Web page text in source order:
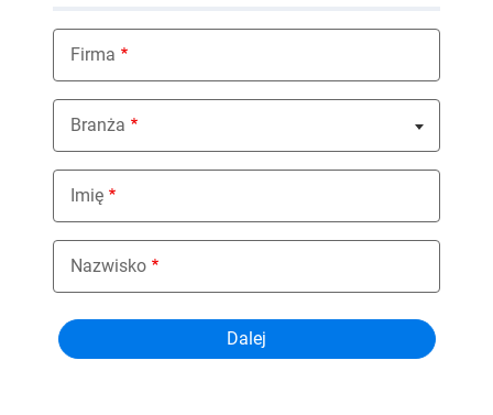
Firma
Branża
Nothing selected
Imię
Nazwisko